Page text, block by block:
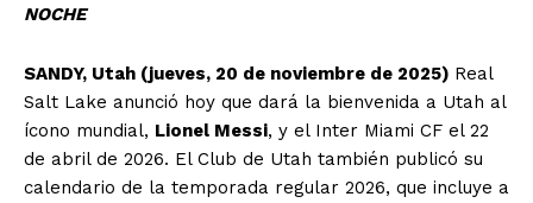
NOCHE
SANDY, Utah (jueves, 20 de noviembre de 2025) Real
Salt Lake anunció hoy que dará la bienvenida a Utah al
ícono mundial, Lionel Messi, y el Inter Miami CF el 22
de abril de 2026. El Club de Utah también publicó su
calendario de la temporada regular 2026, que incluye a